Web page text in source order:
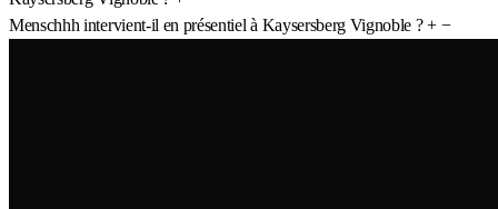
Menschhh intervient-il en présentiel à Kaysersberg Vignoble ? + −